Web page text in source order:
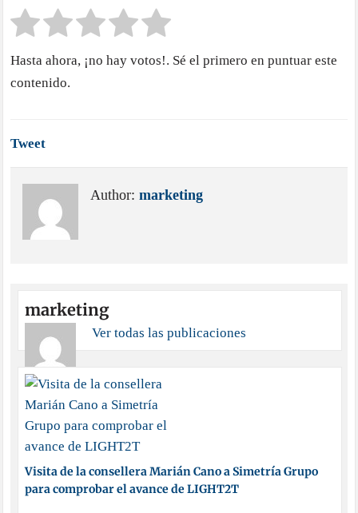
Hasta ahora, ¡no hay votos!. Sé el primero en puntuar este
contenido.
Tweet
Author:marketing
marketing
Ver todas las publicaciones
Visita de la consellera Marián Cano a Simetría Grupo
para comprobar el avance de LIGHT2T